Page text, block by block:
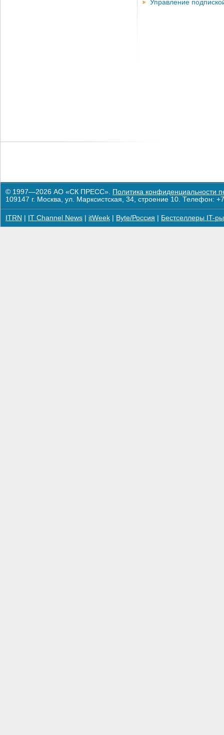
Управление
© 1997—2026 АО «СК ПРЕСС». Политика конфиденциальности
109147 г. Москва, ул. Марксистская, 34, строение 10. Телефон:
ITRN IT Channel News itWeek Byte/Россия Бестселлеры IT-